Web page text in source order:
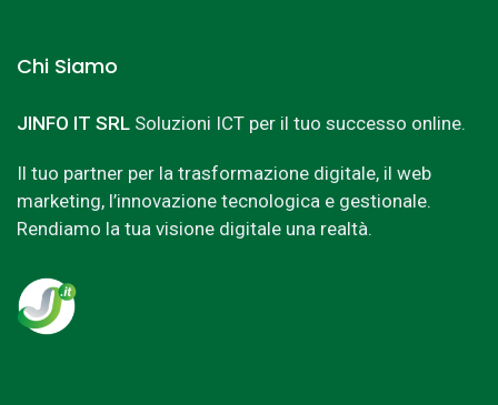
Chi Siamo
JINFO IT SRL Soluzioni ICT per il tuo successo online.
Il tuo partner per la trasformazione digitale, il web
marketing, l’innovazione tecnologica e gestionale.
Rendiamo la tua visione digitale una realtà.